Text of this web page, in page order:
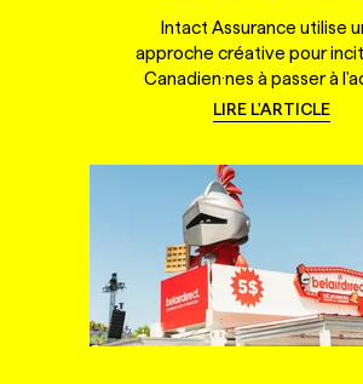
Intact Assurance utilise
approche créative pour
Canadien·nes à passer à
LIRE L'ARTICLE